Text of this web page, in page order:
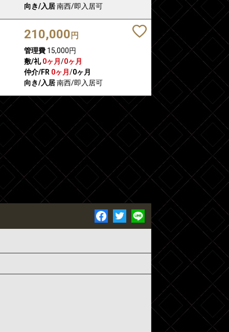
向き/入居南西/即入居可
210,000 円
管理費15,000円
敷/礼 0ヶ月/0ヶ月
仲介/FR 0ヶ月/0ヶ月
向き/入居南西/即入居可